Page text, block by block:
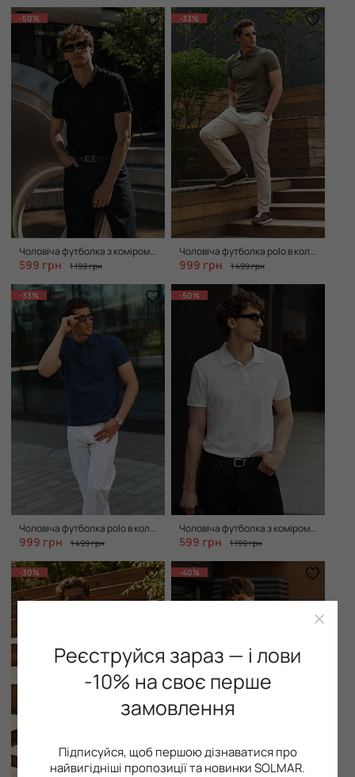
-50%
Чоловіча футболка з коміром поло в кольорі black
599 грн 1 199 грн
-33%
Чоловіча футболка polo в кольорі khaki
999 грн 1 499 грн
-33%
Чоловіча футболка polo в кольорі dark blue
999 грн 1 499 грн
-50%
Чоловіча футболка з коміром поло в кольорі white
599 грн 1 199 грн
-30% -40%
Реєструйся зараз — і лови
-10% на своє перше
замовлення
Підписуйся, щоб першою дізнаватися про
найвигідніші пропозиції та новинки SOLMAR.